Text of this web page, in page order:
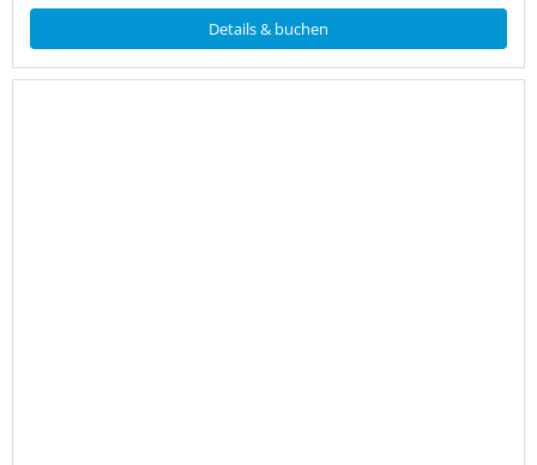
Details & buchen